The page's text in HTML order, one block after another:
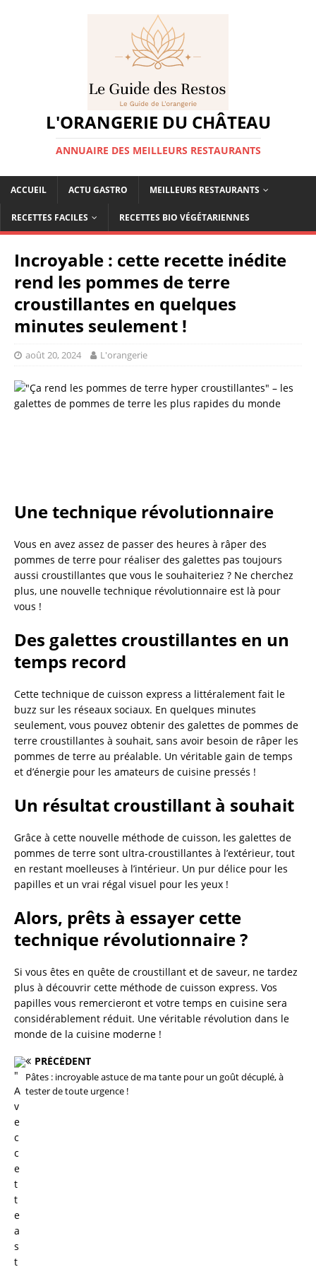
L'ORANGERIE DU CHÂTEAU
ANNUAIRE DES MEILLEURS RESTAURANTS
ACCUEIL ACTU GASTRO MEILLEURS RESTAURANTS
RECETTES FACILES RECETTES BIO VÉGÉTARIENNES
Incroyable : cette recette inédite
rend les pommes de terre
croustillantes en quelques
minutes seulement !
août 20, 2024 L'orangerie
Une technique révolutionnaire
Vous en avez assez de passer des heures à râper des
pommes de terre pour réaliser des galettes pas toujours
aussi croustillantes que vous le souhaiteriez ? Ne cherchez
plus, une nouvelle technique révolutionnaire est là pour
vous !
Des galettes croustillantes en un
temps record
Cette technique de cuisson express a littéralement fait le
buzz sur les réseaux sociaux. En quelques minutes
seulement, vous pouvez obtenir des galettes de pommes de
terre croustillantes à souhait, sans avoir besoin de râper les
pommes de terre au préalable. Un véritable gain de temps
et d’énergie pour les amateurs de cuisine pressés !
Un résultat croustillant à souhait
Grâce à cette nouvelle méthode de cuisson, les galettes de
pommes de terre sont ultra-croustillantes à l’extérieur, tout
en restant moelleuses à l’intérieur. Un pur délice pour les
papilles et un vrai régal visuel pour les yeux !
Alors, prêts à essayer cette
technique révolutionnaire ?
Si vous êtes en quête de croustillant et de saveur, ne tardez
plus à découvrir cette méthode de cuisson express. Vos
papilles vous remercieront et votre temps en cuisine sera
considérablement réduit. Une véritable révolution dans le
monde de la cuisine moderne !
PRÉCÉDENT
Pâtes : incroyable astuce de ma tante pour un goût décuplé, à
tester de toute urgence !